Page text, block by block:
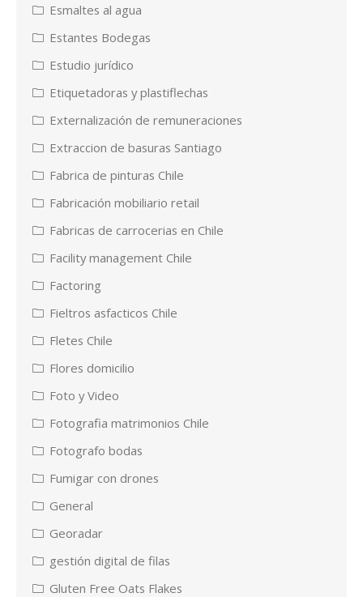
Esmaltes al agua
Estantes Bodegas
Estudio jurídico
Etiquetadoras y plastiflechas
Externalización de remuneraciones
Extraccion de basuras Santiago
Fabrica de pinturas Chile
Fabricación mobiliario retail
Fabricas de carrocerias en Chile
Facility management Chile
Factoring
Fieltros asfacticos Chile
Fletes Chile
Flores domicilio
Foto y Video
Fotografia matrimonios Chile
Fotografo bodas
Fumigar con drones
General
Georadar
gestión digital de filas
Gluten Free Oats Flakes